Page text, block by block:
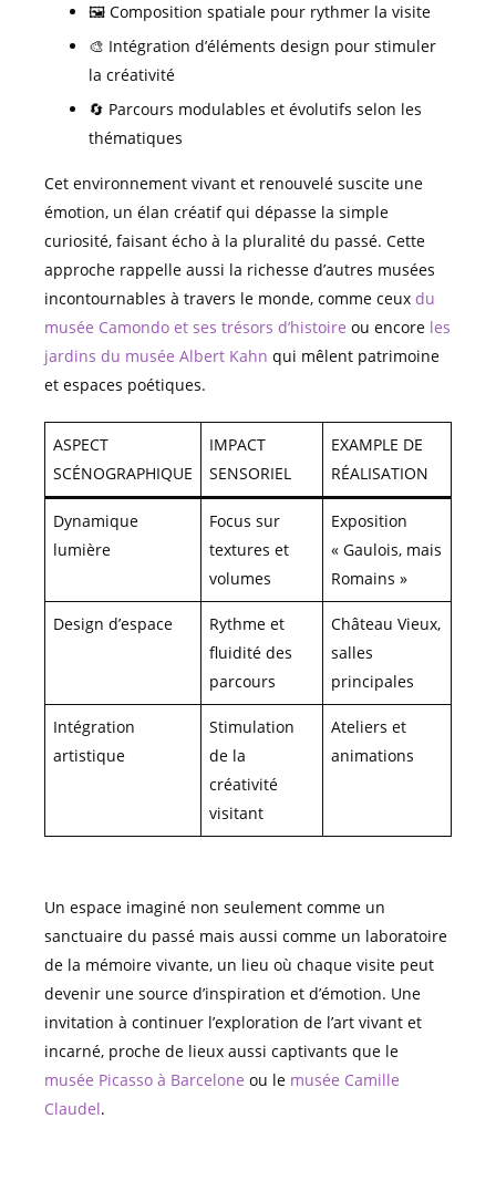
🖼️ Composition spatiale pour rythmer la visite
🎨 Intégration d’éléments design pour stimuler
la créativité
🔄 Parcours modulables et évolutifs selon les
thématiques
Cet environnement vivant et renouvelé suscite une
émotion, un élan créatif qui dépasse la simple
curiosité, faisant écho à la pluralité du passé. Cette
approche rappelle aussi la richesse d’autres musées
incontournables à travers le monde, comme ceux du
musée Camondo et ses trésors d’histoire ou encore les
jardins du musée Albert Kahn qui mêlent patrimoine
et espaces poétiques.
ASPECT
SCÉNOGRAPHIQUE
IMPACT
SENSORIEL
EXAMPLE DE
RÉALISATION
Dynamique
lumière
Focus sur
textures et
volumes
Exposition
« Gaulois, mais
Romains »
Design d’espace
Rythme et
fluidité des
parcours
Château Vieux,
salles
principales
Intégration
artistique
Stimulation
de la
créativité
visitant
Ateliers et
animations
Un espace imaginé non seulement comme un
sanctuaire du passé mais aussi comme un laboratoire
de la mémoire vivante, un lieu où chaque visite peut
devenir une source d’inspiration et d’émotion. Une
invitation à continuer l’exploration de l’art vivant et
incarné, proche de lieux aussi captivants que le
musée Picasso à Barcelone ou le musée Camille
Claudel.